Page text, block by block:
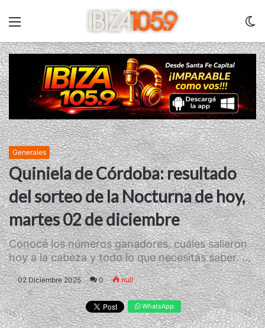
Generales
Quiniela de Córdoba: resultado
del sorteo de la Nocturna de hoy,
martes 02 de diciembre
Conocé los números ganadores, cuáles salieron
hoy a la cabeza y todo lo que necesitás saber. ...
02 Diciembre 2025 0 null
WhatsApp